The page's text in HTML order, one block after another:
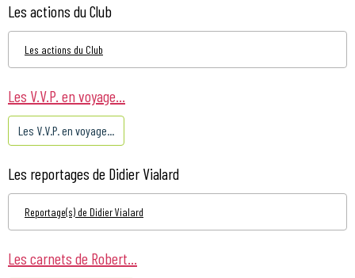
Les actions du Club
Les actions du Club
Les V.V.P. en voyage...
Les V.V.P. en voyage...
Les reportages de Didier Vialard
Reportage(s) de Didier Vialard
Les carnets de Robert...